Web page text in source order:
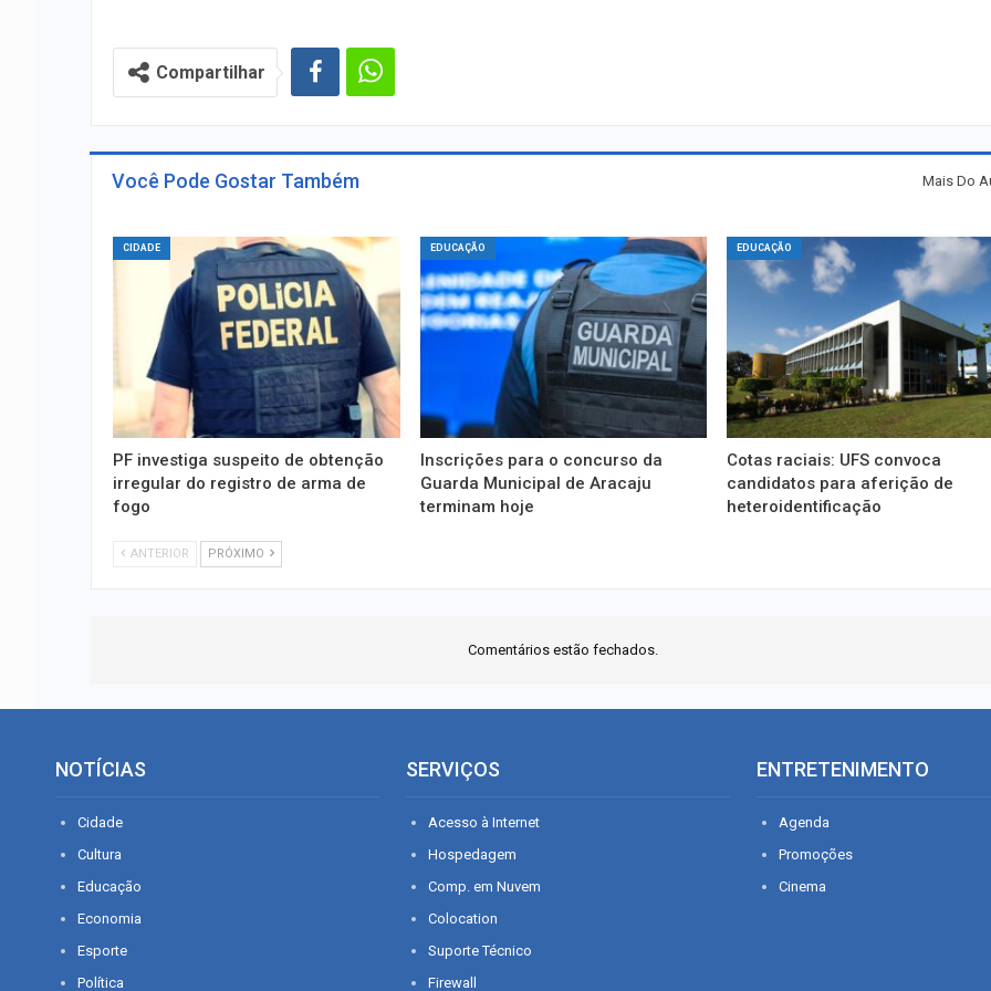
Compartilhar
Você Pode Gostar Também Mais Do
CIDADE
PF investiga suspeito de obtenção
irregular do registro de arma de
fogo
EDUCAÇÃO
Inscrições para o concurso da
Guarda Municipal de Aracaju
terminam hoje
EDUCAÇÃO
Cotas raciais: UFS convoca
candidatos para aferição de
heteroidentificação
ANTERIOR PRÓXIMO
Comentários estão fechados.
NOTÍCIAS
Cidade
Cultura
Educação
Economia
Esporte
Política
SERVIÇOS
Acesso à Internet
Hospedagem
Comp. em Nuvem
Colocation
Suporte Técnico
Firewall
ENTRETENIMENTO
Agenda
Promoções
Cinema